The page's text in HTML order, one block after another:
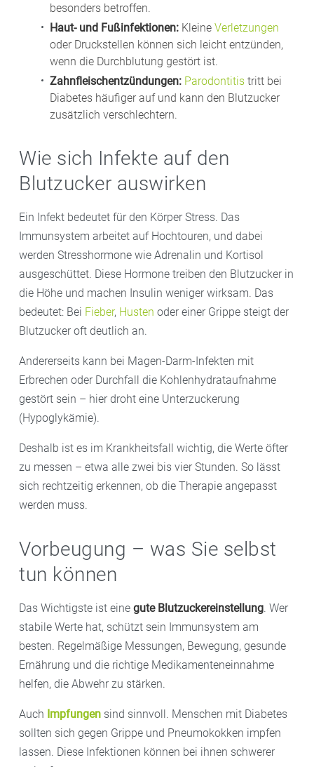
besonders betroffen.
Haut- und Fußinfektionen: Kleine Verletzungen
oder Druckstellen können sich leicht entzünden,
wenn die Durchblutung gestört ist.
Zahnfleischentzündungen: Parodontitis tritt bei
Diabetes häufiger auf und kann den Blutzucker
zusätzlich verschlechtern.
Wie sich Infekte auf den
Blutzucker auswirken
Ein Infekt bedeutet für den Körper Stress. Das
Immunsystem arbeitet auf Hochtouren, und dabei
werden Stresshormone wie Adrenalin und Kortisol
ausgeschüttet. Diese Hormone treiben den Blutzucker in
die Höhe und machen Insulin weniger wirksam. Das
bedeutet: Bei Fieber, Husten oder einer Grippe steigt der
Blutzucker oft deutlich an.
Andererseits kann bei Magen-Darm-Infekten mit
Erbrechen oder Durchfall die Kohlenhydrataufnahme
gestört sein – hier droht eine Unterzuckerung
(Hypoglykämie).
Deshalb ist es im Krankheitsfall wichtig, die Werte öfter
zu messen – etwa alle zwei bis vier Stunden. So lässt
sich rechtzeitig erkennen, ob die Therapie angepasst
werden muss.
Vorbeugung – was Sie selbst
tun können
Das Wichtigste ist eine gute Blutzuckereinstellung. Wer
stabile Werte hat, schützt sein Immunsystem am
besten. Regelmäßige Messungen, Bewegung, gesunde
Ernährung und die richtige Medikamenteneinnahme
helfen, die Abwehr zu stärken.
Auch Impfungen sind sinnvoll. Menschen mit Diabetes
sollten sich gegen Grippe und Pneumokokken impfen
lassen. Diese Infektionen können bei ihnen schwerer